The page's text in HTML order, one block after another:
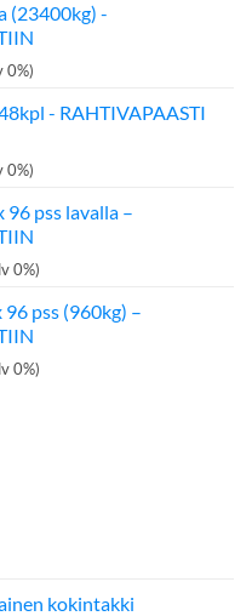
(23400kg) -
0%)
- RAHTIVAPAASTI
€.
0%)
pss lavalla –
0%)
pss (960kg) –
0%)
kokintakki